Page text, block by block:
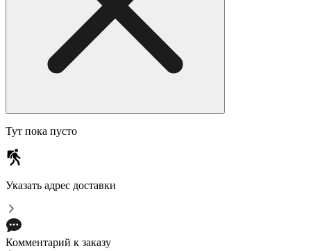
Тут пока пусто
Указать адрес доставки
Комментарий к заказу